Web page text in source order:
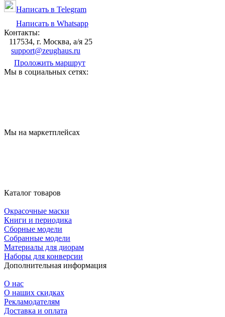
Написать в Telegram
Написать в Whatsapp
Контакты:
117534, г. Москва, а/я 25
support@zeughaus.ru
Проложить маршрут
Мы в социальных сетях:
Мы на маркетплейсах
Каталог товаров
Окрасочные маски
Книги и периодика
Сборные модели
Собранные модели
Материалы для диорам
Наборы для конверсии
Дополнительная информация
О нас
О наших скидках
Рекламодателям
Доставка и оплата